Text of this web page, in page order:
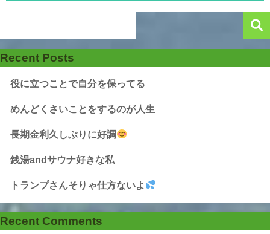
Recent Posts
役に立つことで自分を保ってる
めんどくさいことをするのが人生
長期金利久しぶりに好調
銭湯andサウナ好きな私
トランプさんそりゃ仕方ないよ
Recent Comments